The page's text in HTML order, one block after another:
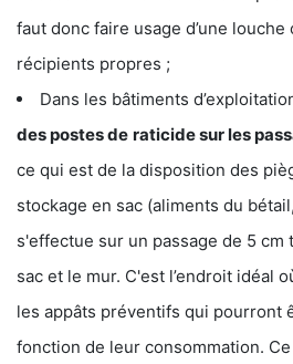
faut donc faire usage d’une
récipients propres ;
Dans les bâtiments
des postes de raticide sur les
ce qui est de la disposition des
stockage en sac (aliments du
s'effectue sur un passage de 5 cm
sac et le mur. C'est l’endroit idéal
les appâts préventifs qui pourront
fonction de leur consommation.